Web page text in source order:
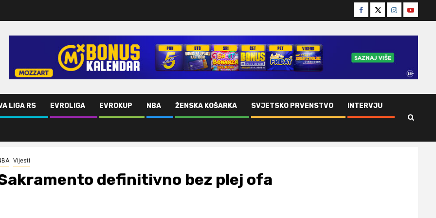
Facebook
TwitterInstagram
Youtube
LIGA RS EVROLIGA EVROKUP NBA ŽENSKA KOŠARKA SVJETSKO PRVENSTVO INTERVJU
Vijesti
definitivno bez plej ofa